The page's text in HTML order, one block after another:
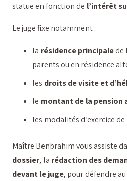
statue en fonction de l’intérêt
Le juge fixe notamment :
la résidence principalede
parents ou en résidence
les droits de visite et
le montant de la pension
les modalités d’exercice de
Maître Benbrahim vous assiste
dossier, la rédaction des
devant le juge, pour défendre